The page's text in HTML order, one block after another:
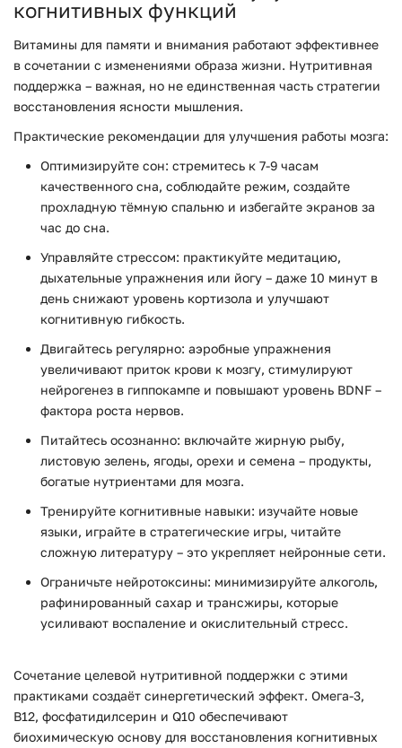
когнитивных функций
Витамины для памяти и внимания работают эффективнее
в сочетании с изменениями образа жизни. Нутритивная
поддержка – важная, но не единственная часть стратегии
восстановления ясности мышления.
Практические рекомендации для улучшения работы мозга:
Оптимизируйте сон: стремитесь к 7-9 часам
качественного сна, соблюдайте режим, создайте
прохладную тёмную спальню и избегайте экранов за
час до сна.
Управляйте стрессом: практикуйте медитацию,
дыхательные упражнения или йогу – даже 10 минут в
день снижают уровень кортизола и улучшают
когнитивную гибкость.
Двигайтесь регулярно: аэробные упражнения
увеличивают приток крови к мозгу, стимулируют
нейрогенез в гиппокампе и повышают уровень BDNF –
фактора роста нервов.
Питайтесь осознанно: включайте жирную рыбу,
листовую зелень, ягоды, орехи и семена – продукты,
богатые нутриентами для мозга.
Тренируйте когнитивные навыки: изучайте новые
языки, играйте в стратегические игры, читайте
сложную литературу – это укрепляет нейронные сети.
Ограничьте нейротоксины: минимизируйте алкоголь,
рафинированный сахар и трансжиры, которые
усиливают воспаление и окислительный стресс.
Сочетание целевой нутритивной поддержки с этими
практиками создаёт синергетический эффект. Омега-3,
B12, фосфатидилсерин и Q10 обеспечивают
биохимическую основу для восстановления когнитивных